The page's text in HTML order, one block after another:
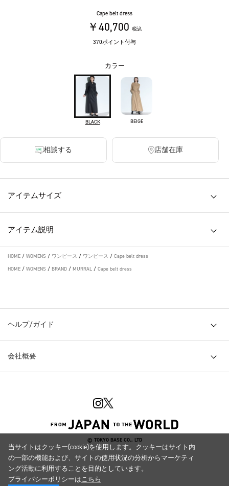
Cape belt dress
￥40,700 税込
370ポイント付与
カラー
BLACK BEIGE
相談する 店舗在庫
アイテムサイズ
アイテム説明
HOME / WOMENS / ワンピース / ワンピース / Cape belt dress
HOME / WOMENS / BRAND / MURRAL / Cape belt dress
ヘルプ/ガイド
会社概要
© TOKYO BASE CO., LTD
当サイトはクッキー(cookie)を使用します。クッキーはサイト内
の一部の機能および、サイトの使用状況の分析からマーケティ
ング活動に利用することを目的としています。
プライバシーポリシーはこちら